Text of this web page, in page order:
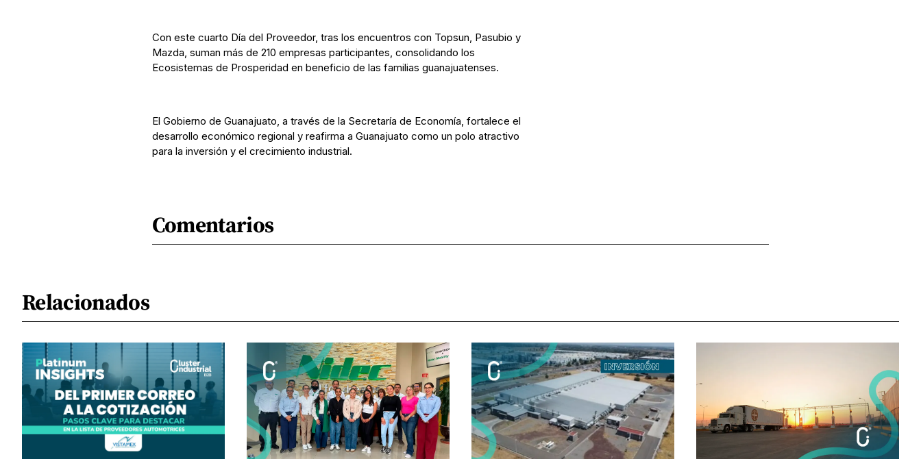
Con este cuarto Día del Proveedor, tras los encuentros con Topsun, Pasubio y
Mazda, suman más de 210 empresas participantes, consolidando los
Ecosistemas de Prosperidad en beneficio de las familias guanajuatenses.
El Gobierno de Guanajuato, a través de la Secretaría de Economía, fortalece el
desarrollo económico regional y reafirma a Guanajuato como un polo atractivo
para la inversión y el crecimiento industrial.
Comentarios
Relacionados